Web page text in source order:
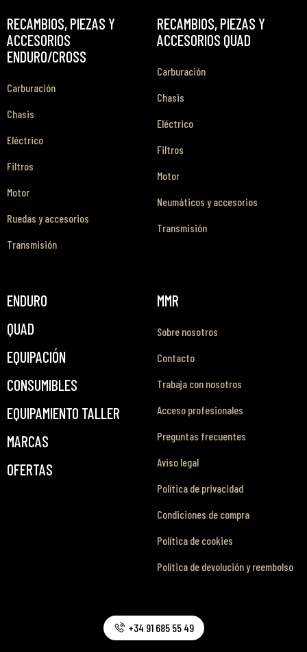
RECAMBIOS, PIEZAS Y
ACCESORIOS
ENDURO/CROSS
Carburación
Chasis
Eléctrico
Filtros
Motor
Ruedas y accesorios
Transmisión
RECAMBIOS, PIEZAS Y
ACCESORIOS QUAD
Carburación
Chasis
Eléctrico
Filtros
Motor
Neumáticos y accesorios
Transmisión
ENDURO
QUAD
EQUIPACIÓN
CONSUMIBLES
EQUIPAMIENTO TALLER
MARCAS
OFERTAS
MMR
Sobre nosotros
Contacto
Trabaja con nosotros
Acceso profesionales
Preguntas frecuentes
Aviso legal
Política de privacidad
Condiciones de compra
Política de cookies
Política de devolución y reembolso
+34 91 685 55 49